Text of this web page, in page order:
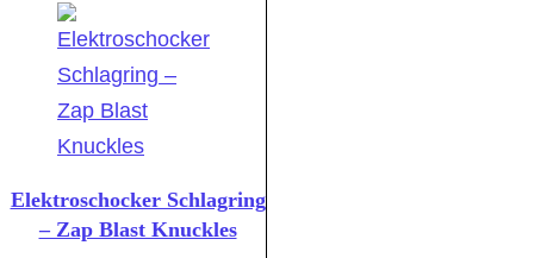
Elektroschocker Schlagring
– Zap Blast Knuckles